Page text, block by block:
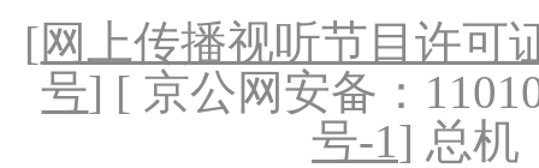
[网上传播视听节目许可
号] [ 京公网安备：
号-1] 总机